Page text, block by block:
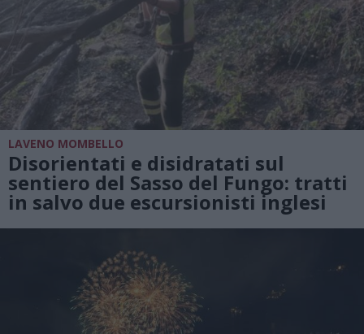
LAVENO MOMBELLO
Disorientati e disidratati sul
sentiero del Sasso del Fungo: tratti
in salvo due escursionisti inglesi